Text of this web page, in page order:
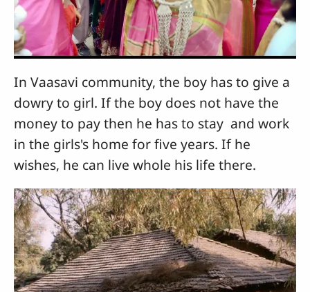
In Vaasavi community, the boy has to give a
dowry to girl. If the boy does not have the
money to pay then he has to stay and work
in the girls's home for five years. If he
wishes, he can live whole his life there.